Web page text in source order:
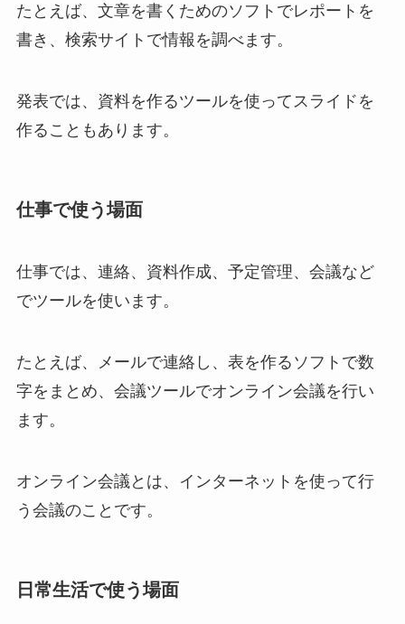
たとえば、文章を書くためのソフトでレポートを
書き、検索サイトで情報を調べます。
発表では、資料を作るツールを使ってスライドを
作ることもあります。
仕事で使う場面
仕事では、連絡、資料作成、予定管理、会議など
でツールを使います。
たとえば、メールで連絡し、表を作るソフトで数
字をまとめ、会議ツールでオンライン会議を行い
ます。
オンライン会議とは、インターネットを使って行
う会議のことです。
日常生活で使う場面